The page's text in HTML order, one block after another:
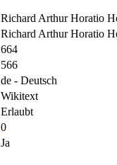
Richard Arthur Horatio
Richard Arthur Horatio
664
566
de - Deutsch
Wikitext
Erlaubt
0
Ja